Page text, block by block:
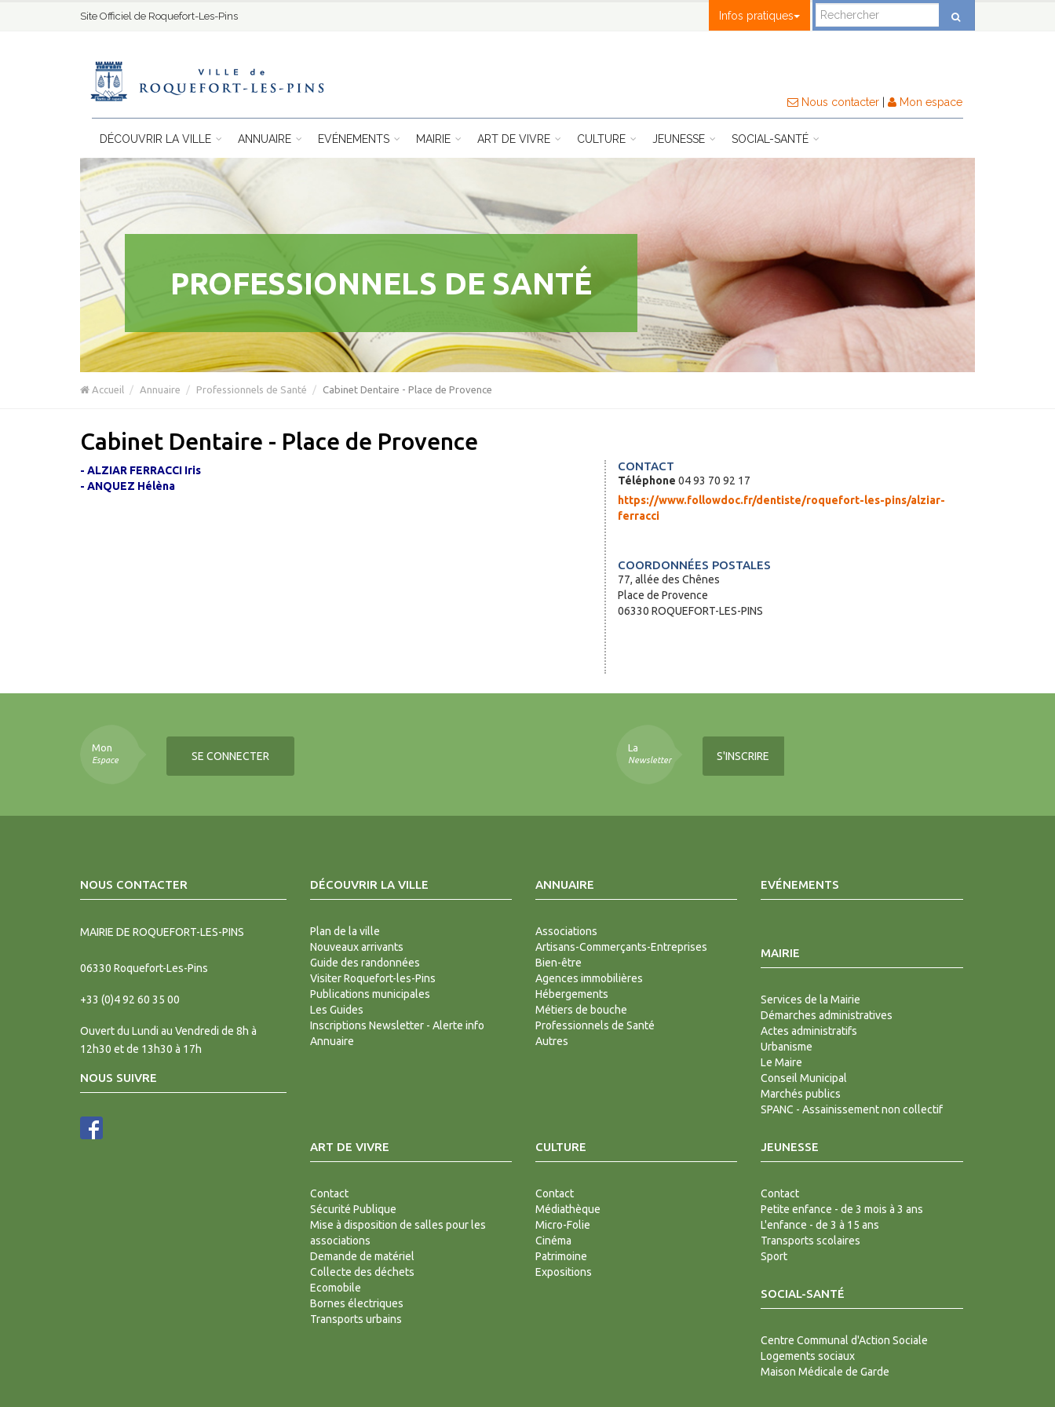
Site Officiel de Roquefort-Les-Pins Infos pratiques
Nous contacter Mon espace
DÉCOUVRIR LA VILLE ANNUAIRE EVÉNEMENTS MAIRIE ART DE VIVRE CULTURE JEUNESSE SOCIAL-SANTÉ
PROFESSIONNELS DE SANTÉ
Accueil Annuaire Professionnels de Santé Cabinet Dentaire - Place de Provence
Cabinet Dentaire - Place de Provence
- ALZIAR FERRACCI Iris
- ANQUEZ Hélèna
CONTACT
Téléphone 04 93 70 92 17
https://www.followdoc.fr/dentiste/roquefort-les-pins/alziar-
ferracci
COORDONNÉES POSTALES
77, allée des Chênes
Place de Provence
06330 ROQUEFORT-LES-PINS
Mon
Espace SE CONNECTER
La
Newsletter
NOUS CONTACTER
MAIRIE DE ROQUEFORT-LES-PINS
06330 Roquefort-Les-Pins
+33 (0)4 92 60 35 00
Ouvert du Lundi au Vendredi de 8h à
12h30 et de 13h30 à 17h
NOUS SUIVRE
DÉCOUVRIR LA VILLE
Plan de la ville
Nouveaux arrivants
Guide des randonnées
Visiter Roquefort-les-Pins
Publications municipales
Les Guides
Inscriptions Newsletter - Alerte info
Annuaire
ANNUAIRE
Associations
Artisans-Commerçants-Entreprises
Bien-être
Agences immobilières
Hébergements
Métiers de bouche
Professionnels de Santé
Autres
EVÉNEMENTS
MAIRIE
Services de la Mairie
Démarches administratives
Actes administratifs
Urbanisme
Le Maire
Conseil Municipal
Marchés publics
SPANC - Assainissement non collectif
ART DE VIVRE
Contact
Sécurité Publique
Mise à disposition de salles pour les
associations
Demande de matériel
Collecte des déchets
Ecomobile
Bornes électriques
Transports urbains
CULTURE
Contact
Médiathèque
Micro-Folie
Cinéma
Patrimoine
Expositions
JEUNESSE
Contact
Petite enfance - de 3 mois à 3 ans
L'enfance - de 3 à 15 ans
Transports scolaires
Sport
SOCIAL-SANTÉ
Centre Communal d'Action Sociale
Logements sociaux
Maison Médicale de Garde